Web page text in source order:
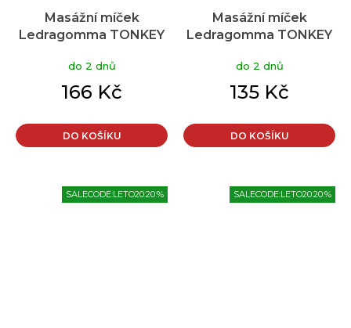
Masážní míček
Ledragomma TONKEY
cm, modrá
do 2 dnů
166 Kč
DO KOŠÍKU
Masážní míček
Ledragomma TONKEY
- žlutá
do 2 dnů
135 Kč
DO KOŠÍKU
SALECODE:LETO20:20:% SALECODE:LETO20:20:%